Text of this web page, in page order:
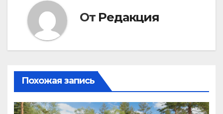
От Редакция
Похожая запись